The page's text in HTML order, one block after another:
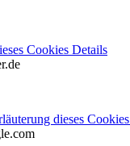
Cookies Details
dieses Cookies